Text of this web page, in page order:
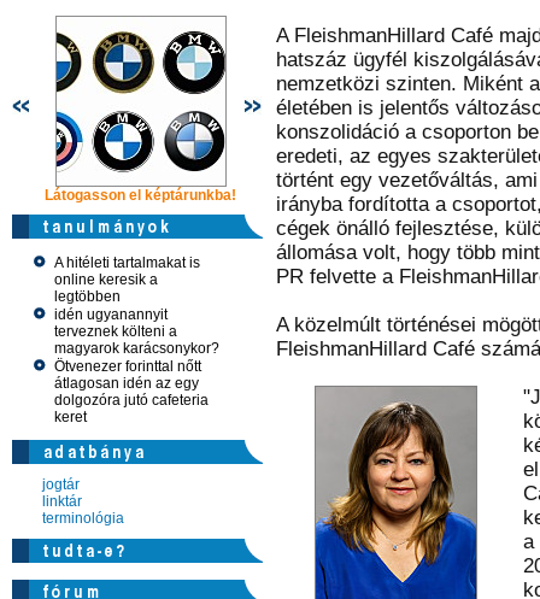
Látogasson el képtárunkba! Látogasson el képtárunkba!
A hitéleti tartalmakat is
online keresik a
legtöbben
idén ugyanannyit
terveznek költeni a
magyarok karácsonykor?
Ötvenezer forinttal nőtt
átlagosan idén az egy
dolgozóra jutó cafeteria
keret
jogtár
linktár
terminológia
A FleishmanHillard Café
hatszáz ügyfél
nemzetközi szinten. Miként
életében is jelentős
konszolidáció a csoporton
eredeti, az egyes
történt egy vezetőváltás,
irányba fordította a
cégek önálló fejlesztése,
állomása volt, hogy több
PR felvette a
A közelmúlt történései
FleishmanHillard Café
a